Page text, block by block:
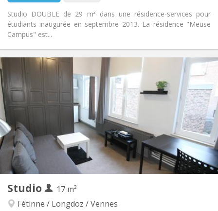
Studio DOUBLE de 29 m² dans une résidence-services pour
étudiants inaugurée en septembre 2013. La résidence "Meuse
Campus" est...
Infos Pratiques
Loyer:
445 € (223 €/pers.)
Charges:
325 € (163 €/pers.)
Durée:
12 mois, 11 mois, 10 mois, 5-6 mois
Domiciliation:
Sous conditions
Aménagement
Salle de bain:
Privée
Cuisine:
Dans la chambre
Superficie:
29 m
2
Pièces privées:
2
Studio
17 m²
Fétinne / Longdoz / Vennes